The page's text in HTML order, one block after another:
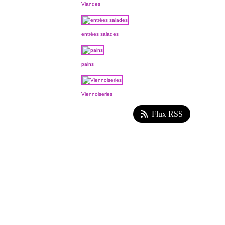
Viandes
entrées salades
pains
Viennoiseries
Flux RSS